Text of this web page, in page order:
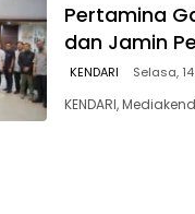
Pertamina
dan Jamin
KENDARI Selasa,
KENDARI,